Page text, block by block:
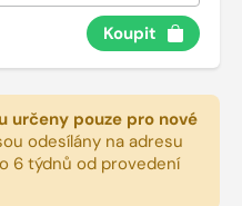
Koupit
určeny pouze pro nové
odesílány na adresu
6 týdnů od provedení